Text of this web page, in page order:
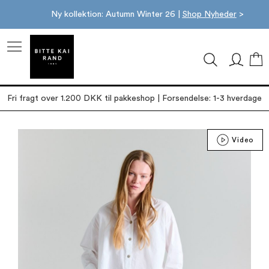
Ny kollektion: Autumn Winter 26 | Shop Nyheder>
Fri fragt over 1.200 DKK til pakkeshop | Forsendelse: 1-3 hverdage
Video